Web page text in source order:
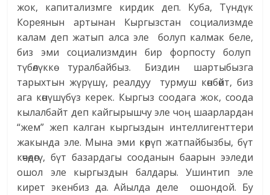
жок, капитализмге кирдик деп. Куба, Түндүк
Кореянын артынан Кыргызстан социализмде
калам деп жатып алса эле болуп калмак беле,
биз эми социализмдин бир форпосту болуп
түбөлүккө туралбайбыз. Биздин шартыбызга
тарыхтын жүрүшү, реалдуу турмуш көнбөйт, биз
ага көнүшүбүз керек. Кыргыз соодага жок, соода
кылалбайт деп кайгырышчу эле чоң шаарлардан
“жем” жеп калган кыргыздын интеллигенттери
жакында эле. Мына эми көрүп жатпайбызбы, бүт
көчөдөгү, бүт базардагы сооданын баарын ээледи
ошол эле кыргыздын балдары. Ушинтип эле
кирет экенбиз да. Айылда деле ошондой. Бу